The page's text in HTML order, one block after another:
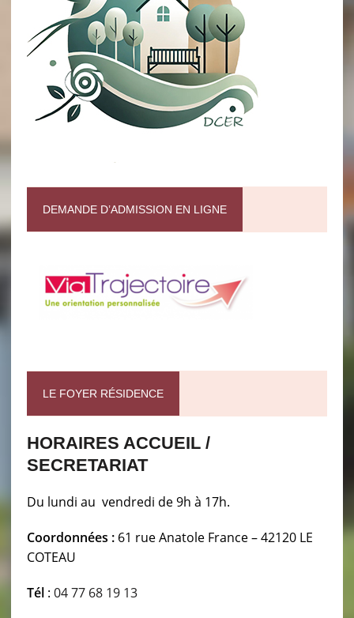
DEMANDE D’ADMISSION EN LIGNE
LE FOYER RÉSIDENCE
HORAIRES ACCUEIL /
SECRETARIAT
Du lundi au vendredi de 9h à 17h.
Coordonnées :61 rue Anatole France – 42120 LE
COTEAU
Tél: 04 77 68 19 13